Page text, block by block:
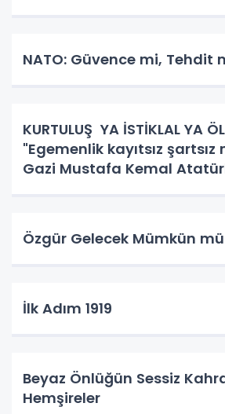
NATO: Güvence mi, Tehdit
KURTULUŞ YA İSTİKLAL YA
"Egemenlik kayıtsız
Gazi Mustafa Kemal
Özgür Gelecek Mümkün
İlk Adım 1919
Beyaz Önlüğün Sessiz
Hemşireler